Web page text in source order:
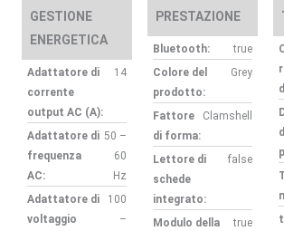
GESTIONE
ENERGETICA
Adattatore di
corrente
output AC (A):
14
Adattatore di
frequenza
AC:
50 –
60
Hz
Adattatore di
voltaggio
100
–
PRESTAZIONE
Bluetooth:
true
Colore del
prodotto:
Grey
Fattore
di forma:
Clamshell
Lettore di
schede
integrato:
false
Modulo della
true